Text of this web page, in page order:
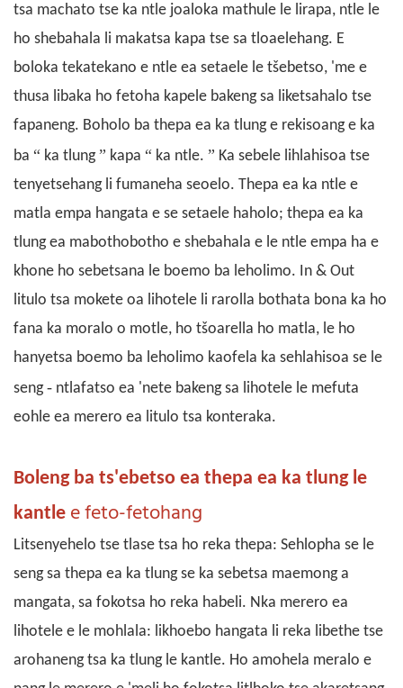
tsa machato tse ka ntle joaloka mathule le lirapa, ntle le
ho shebahala li makatsa kapa tse sa tloaelehang. E
boloka tekatekano e ntle ea setaele le tšebetso, 'me e
thusa libaka ho fetoha kapele bakeng sa liketsahalo tse
fapaneng. Boholo ba thepa ea ka tlung e rekisoang e ka
ba “ ka tlung ” kapa “ ka ntle. ” Ka sebele lihlahisoa tse
tenyetsehang li fumaneha seoelo. Thepa ea ka ntle e
matla empa hangata e se setaele haholo; thepa ea ka
tlung ea mabothobotho e shebahala e le ntle empa ha e
khone ho sebetsana le boemo ba leholimo. In & Out
litulo tsa mokete oa lihotele li rarolla bothata bona ka ho
fana ka moralo o motle, ho tšoarella ho matla, le ho
hanyetsa boemo ba leholimo kaofela ka sehlahisoa se le
seng - ntlafatso ea 'nete bakeng sa lihotele le mefuta
eohle ea merero ea litulo tsa konteraka.
Boleng ba ts'ebetso ea thepa ea ka tlung le
kantle e feto-fetohang
Litsenyehelo tse tlase tsa ho reka thepa: Sehlopha se le
seng sa thepa ea ka tlung se ka sebetsa maemong a
mangata, sa fokotsa ho reka habeli. Nka merero ea
lihotele e le mohlala: likhoebo hangata li reka libethe tse
arohaneng tsa ka tlung le kantle. Ho amohela meralo e